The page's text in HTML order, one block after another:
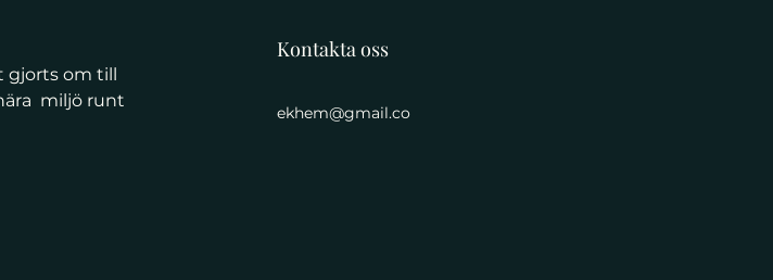
gjorts om till
miljö runt
Kontakta oss
ekhem@gmail.co